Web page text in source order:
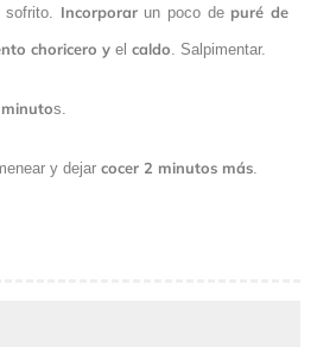
Incorporar un poco de puré de
choricero y el caldo . Salpimentar.
s.
y dejar cocer 2 minutos más